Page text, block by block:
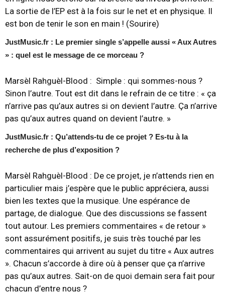
La sortie de l’EP est à la fois sur le net et en physique. Il
est bon de tenir le son en main ! (Sourire)
JustMusic.fr : Le premier single s’appelle aussi « Aux Autres
» : quel est le message de ce morceau ?
Marsèl Rahguèl-Blood : Simple : qui sommes-nous ?
Sinon l’autre. Tout est dit dans le refrain de ce titre : « ça
n’arrive pas qu’aux autres si on devient l’autre. Ça n’arrive
pas qu’aux autres quand on devient l’autre. »
JustMusic.fr : Qu’attends-tu de ce projet ? Es-tu à la
recherche de plus d’exposition ?
Marsèl Rahguèl-Blood : De ce projet, je n’attends rien en
particulier mais j’espère que le public appréciera, aussi
bien les textes que la musique. Une espérance de
partage, de dialogue. Que des discussions se fassent
tout autour. Les premiers commentaires « de retour »
sont assurément positifs, je suis très touché par les
commentaires qui arrivent au sujet du titre « Aux autres
». Chacun s’accorde à dire où à penser que ça n’arrive
pas qu’aux autres. Sait-on de quoi demain sera fait pour
chacun d’entre nous ?